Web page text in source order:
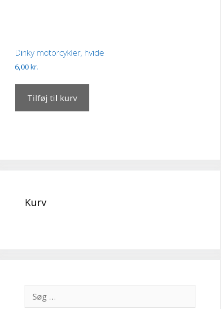
Dinky motorcykler, hvide
6,00 kr.
Tilføj til kurv
Kurv
efter: